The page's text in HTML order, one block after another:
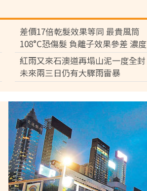
差價17倍乾髮效果等同 最貴風筒
108°C恐傷髮 負離子效果參差 濃度
差逾百倍
紅雨又來石澳道再塌山泥一度全封
未來兩三日仍有大驟雨雷暴